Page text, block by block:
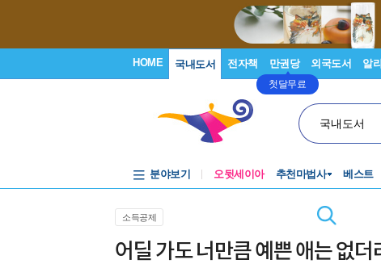
HOME 국내도서 전자책 만권당
첫달무료
외국도서 알
국내도서
분야보기 오뒷세이아 추천마법사 베스트
소득공제
어딜 가도 너만큼 예쁜 애는 없더